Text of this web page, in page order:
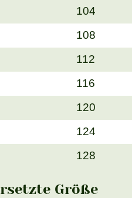
104
108
112
116
120
124
128
Größe